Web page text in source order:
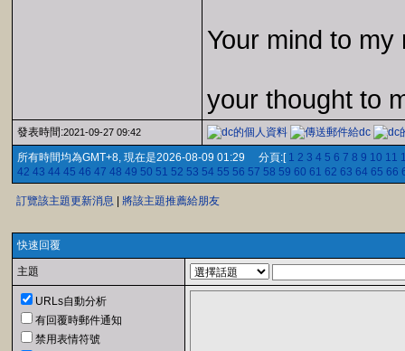
Your mind to my
your thought to
發表時間:2021-09-27 09:42
所有時間均為GMT+8, 現在是2026-08-09 01:29 分頁:[ 1 2 3 4 5 6 7 8 9 10 11
42 43 44 45 46 47 48 49 50 51 52 53 54 55 56 57 58 59 60 61 62 63 64 65 66
訂覽該主題更新消息 將該主題推薦給朋友
快速回覆
主題
URLs自動分析
有回覆時郵件通知
禁用表情符號